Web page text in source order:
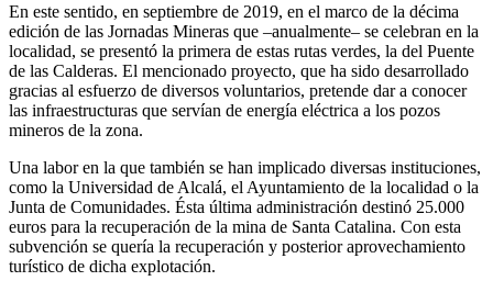
En este sentido, en septiembre de 2019, en el marco de la décima
edición de las Jornadas Mineras que –anualmente– se celebran en la
localidad, se presentó la primera de estas rutas verdes, la del Puente
de las Calderas. El mencionado proyecto, que ha sido desarrollado
gracias al esfuerzo de diversos voluntarios, pretende dar a conocer
las infraestructuras que servían de energía eléctrica a los pozos
mineros de la zona.
Una labor en la que también se han implicado diversas instituciones,
como la Universidad de Alcalá, el Ayuntamiento de la localidad o la
Junta de Comunidades. Ésta última administración destinó 25.000
euros para la recuperación de la mina de Santa Catalina. Con esta
subvención se quería la recuperación y posterior aprovechamiento
turístico de dicha explotación.